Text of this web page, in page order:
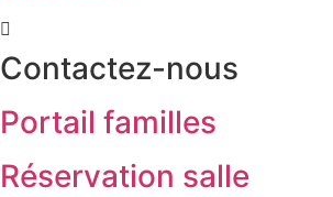
Contactez-nous
Portail familles
Réservation salle